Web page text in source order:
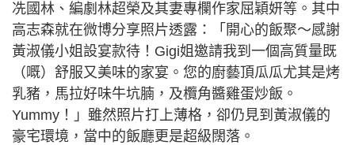
冼國林、編劇林超榮及其妻專欄作家屈穎妍等。其中
高志森就在微博分享照片透露：「開心的飯聚～感謝
黃淑儀小姐設宴款待！Gigi姐邀請我到一個高質量既
（嘅）舒服又美味的家宴。您的廚藝頂瓜瓜尤其是烤
乳豬，馬拉好味牛坑腩，及欖角醬雞蛋炒飯。
Yummy！」雖然照片打上薄格，卻仍見到黃淑儀的
豪宅環境，當中的飯廳更是超級闊落。